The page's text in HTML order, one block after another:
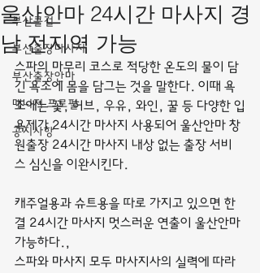
부산콜걸
부산출장마사지
부산출장안마
매니저 프로필
공지사항
울산안마 24시간 마사지 경
남 전지역 가능
스파의 마무리 코스로 적당한 온도의 물이 담
긴 욕조에 몸을 담그는 것을 말한다. 이때 욕
조에는 꽃, 허브, 우유, 와인, 꿀 등 다양한 입
욕제가 24시간 마사지 사용되어 울산안마 창
원출장 24시간 마사지 내상 없는 출장 서비
스 심신을 이완시킨다.
캐주얼용과 슈트용을 따로 가지고 있으면 한
결 24시간 마사지 멋스러운 연출이 울산안마
가능하다.,
스파와 마사지 모두 마사지사의 실력에 따라